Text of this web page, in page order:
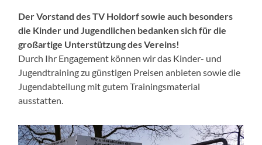
Der Vorstand des TV Holdorf sowie auch besonders
die Kinder und Jugendlichen bedanken sich für die
großartige Unterstützung des Vereins!
Durch Ihr Engagement können wir das Kinder- und
Jugendtraining zu günstigen Preisen anbieten sowie die
Jugendabteilung mit gutem Trainingsmaterial
ausstatten.